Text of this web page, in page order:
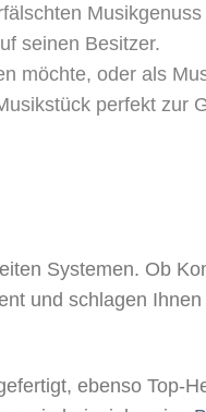
seinen Besitzer.
möchte, oder als
perfekt zur
Systemen. Ob
und schlagen
ebenso Top-